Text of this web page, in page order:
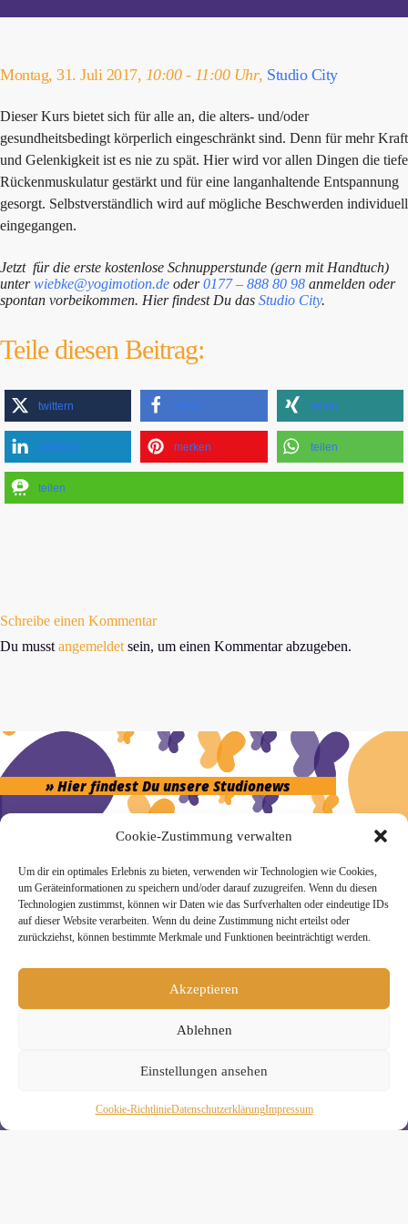
Cookie-Zustimmung verwalten
Um dir ein optimales Erlebnis zu bieten, verwenden wir Technologien wie Cookies,
um Geräteinformationen zu speichern und/oder darauf zuzugreifen. Wenn du diesen
Technologien zustimmst, können wir Daten wie das Surfverhalten oder eindeutige IDs
auf dieser Website verarbeiten. Wenn du deine Zustimmung nicht erteilst oder
zurückziehst, können bestimmte Merkmale und Funktionen beeinträchtigt werden.
Akzeptieren
Ablehnen
Einstellungen ansehen
Cookie-RichtlinieDaten­schutz­erklä­rungImpressum
Montag, 31. Juli 2017, 10:00 - 11:00 Uhr, Studio City
Dieser Kurs bietet sich für alle an, die alters- und/oder
gesundheitsbedingt körperlich eingeschränkt sind. Denn für mehr Kraft
und Gelenkigkeit ist es nie zu spät. Hier wird vor allen Dingen die tiefe
Rückenmuskulatur gestärkt und für eine langanhaltende Entspannung
gesorgt. Selbstverständlich wird auf mögliche Beschwerden individuell
eingegangen.
Jetzt für die erste kostenlose Schnupperstunde (gern mit Handtuch)
unterwiebke@yogimotion.de oder0177 – 888 80 98 anmelden oder
spontan vorbeikommen. Hier findest Du das Studio City.
Teile diesen Beitrag:
twittern teilen teilen
mitteilen merken teilen
teilen
Schreibe einen Kommentar
Du musst angemeldet sein, um einen Kommentar abzugeben.
» Hier findest Du unsere Studionews
» Unsere Hygienemassnahmen
Melde Dich hier zum Yogimotion Newsletter an:
Wenn Du magst, schicke ich Dir ungefähr monatlich Infos zu
Dich natürlich jederzeit wieder abmelden. Alle Details zur
Datenschutzerklärung.